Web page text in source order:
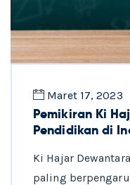
Maret 17, 2023
Pemikiran Ki
Pendidikan di
Ki Hajar
paling